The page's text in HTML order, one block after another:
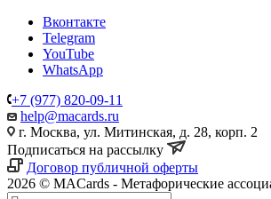
Вконтакте
Telegram
YouTube
WhatsApp
+7 (977) 820-09-11
help@macards.ru
г. Москва, ул. Митинская, д. 28, корп. 2
Подписаться на рассылку
Договор публичной оферты
2026 © MACards - Метафорические